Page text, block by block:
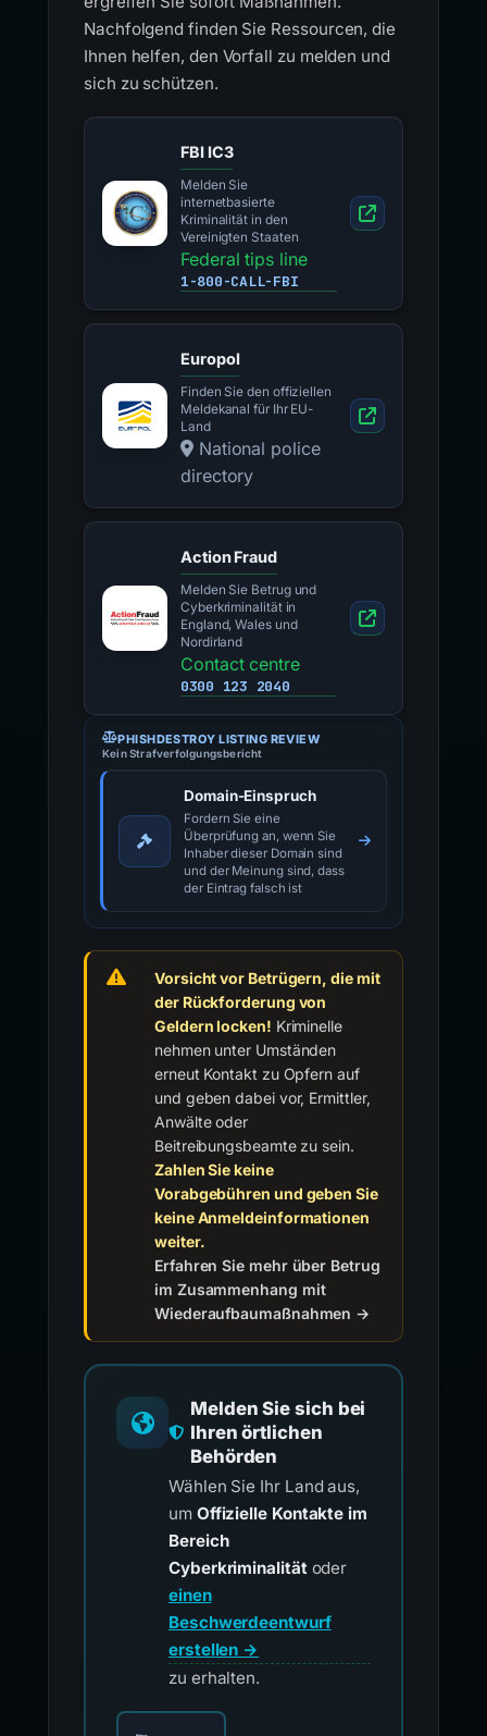
Nachfolgend finden Sie Ressourcen, die
Ihnen helfen, den Vorfall zu melden und
sich zu schützen.
FBI IC3
Melden Sie
internetbasierte
Kriminalität in den
Vereinigten Staaten
Federal tips line
1-800-CALL-FBI
Europol
Finden Sie den offiziellen
Meldekanal für Ihr EU-
Land
National police
directory
Action Fraud
Melden Sie Betrug und
Cyberkriminalität in
England, Wales und
Nordirland
Contact centre
0300 123 2040
PHISHDESTROY LISTING REVIEW
Kein Strafverfolgungsbericht
Domain-Einspruch
Fordern Sie eine
Überprüfung an, wenn Sie
Inhaber dieser Domain sind
und der Meinung sind, dass
der Eintrag falsch ist
Vorsicht vor Betrügern, die mit
der Rückforderung von
Geldern locken! Kriminelle
nehmen unter Umständen
erneut Kontakt zu Opfern auf
und geben dabei vor, Ermittler,
Anwälte oder
Beitreibungsbeamte zu sein.
Zahlen Sie keine
Vorabgebühren und geben Sie
keine Anmeldeinformationen
weiter.
Erfahren Sie mehr über Betrug
im Zusammenhang mit
Wiederaufbaumaßnahmen →
Melden Sie sich bei
Ihren örtlichen
Behörden
Wählen Sie Ihr Land aus,
um Offizielle Kontakte im
Bereich
Cyberkriminalitätoder
einen
Beschwerdeentwurf
erstellen →
zu erhalten.
Wählen Sie Ihr Land für offizielle